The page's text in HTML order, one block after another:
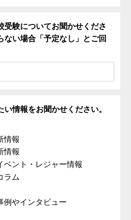
受験についてお聞かせくださ
ない場合「予定なし」とご回
い情報をお聞かせください。
情報
情報
ベント・レジャー情報
ラム
例やインタビュー